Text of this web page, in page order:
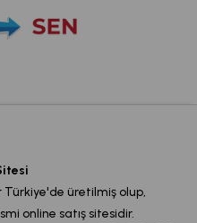
üretilmiş olup,
online satış sitesidir.